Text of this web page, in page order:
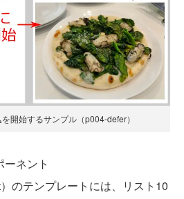
開始するサンプル（p004-defer）
ネント
のテンプレートには、リスト10